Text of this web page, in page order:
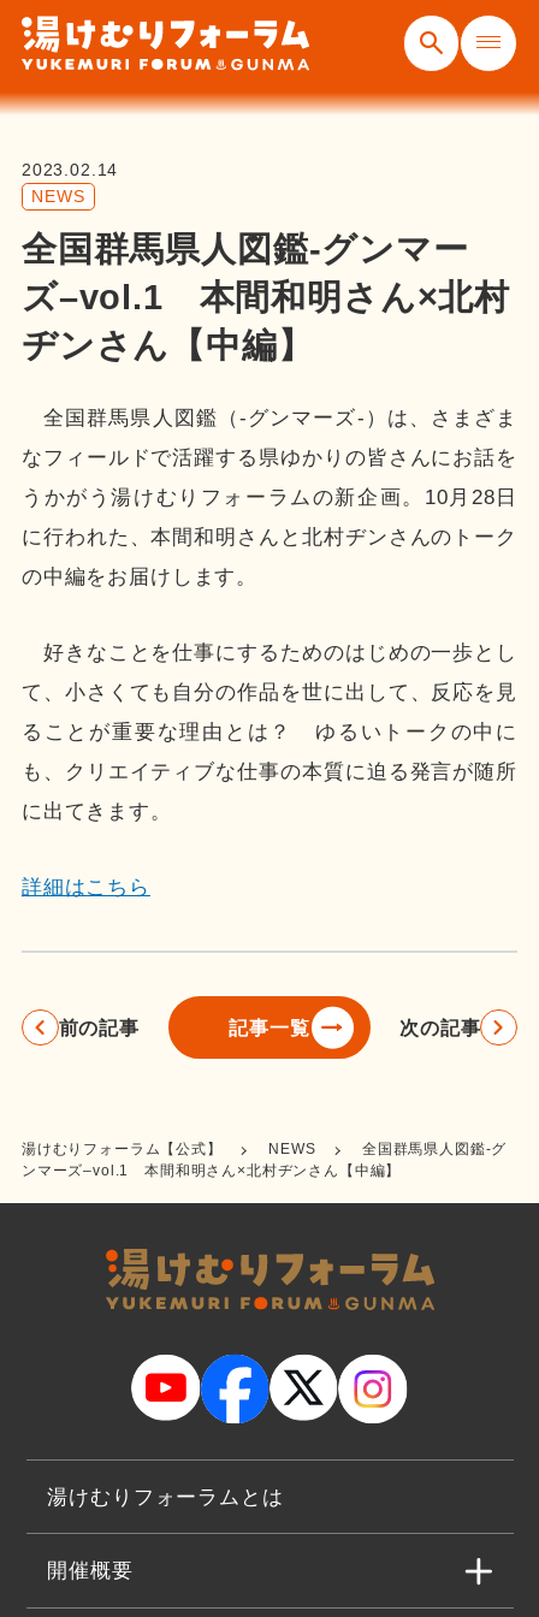
2023.02.14
NEWS
全国群馬県人図鑑-グンマー
ズ–vol.1 本間和明さん×北村
ヂンさん【中編】
全国群馬県人図鑑（-グンマーズ-）は、さまざま
なフィールドで活躍する県ゆかりの皆さんにお話を
うかがう湯けむりフォーラムの新企画。10月28日
に行われた、本間和明さんと北村ヂンさんのトーク
の中編をお届けします。
好きなことを仕事にするためのはじめの一歩とし
て、小さくても自分の作品を世に出して、反応を見
ることが重要な理由とは？ ゆるいトークの中に
も、クリエイティブな仕事の本質に迫る発言が随所
に出てきます。
詳細はこちら
前の記事 記事一覧 次の記事
湯けむりフォーラム【公式】 NEWS
全国群馬県人図鑑-グ
ンマーズ–vol.1 本間和明さん×北村ヂンさん【中編】
湯けむりフォーラムとは
開催概要